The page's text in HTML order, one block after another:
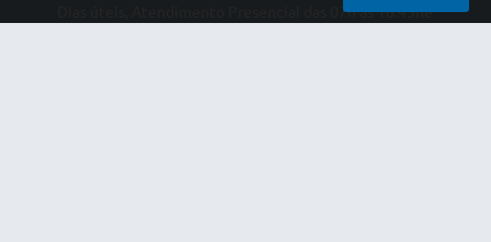
Dias úteis, Atendimento Presencial das 07h as 18:45he